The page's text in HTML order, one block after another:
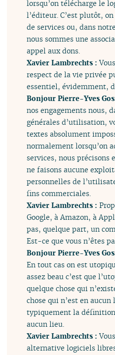
lorsqu’on télécharge le
l’éditeur. C’est plutôt,
de services ou, dans
nous sommes une
appel aux dons.
Xavier Lambrechts :
respect de la vie privée
essentiel, évidemment,
Bonjour Pierre-Yves
nos engagements nous,
générales d’utilisation,
textes absolument
normalement lorsqu’on
services, nous précisons
ne faisons aucune
personnelles de
fins commerciales.
Xavier Lambrechts :
Google, à Amazon, à
pas, quelque part, un
Est-ce que vous n’êtes
Bonjour Pierre-Yves
En tout cas on est
assez beau c’est que
quelque chose qui
chose qui n’est en
typiquement la définition
aucun lieu.
Xavier Lambrechts :
alternative logiciels